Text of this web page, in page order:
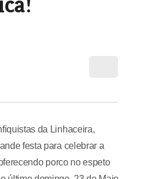
da Linhaceira,
festa para celebrar a
porco no espeto